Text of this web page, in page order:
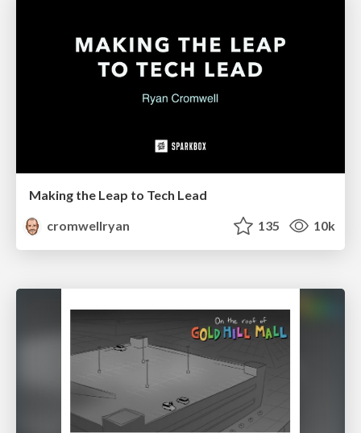
Making the Leap to Tech Lead
cromwellryan
135 10k